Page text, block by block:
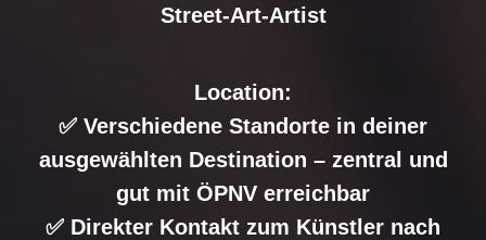
Street-Art-Artist
Location:
✅ Verschiedene Standorte in deiner
ausgewählten Destination – zentral und
gut mit ÖPNV erreichbar
✅ Direkter Kontakt zum Künstler nach